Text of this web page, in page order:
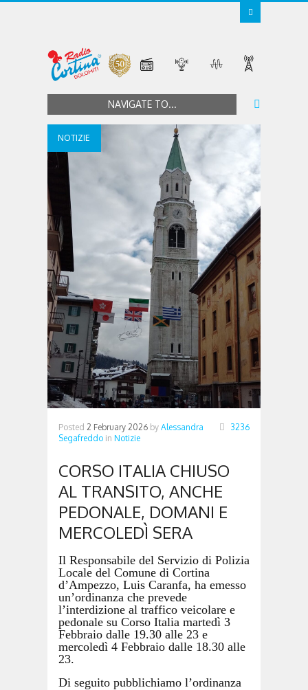
NAVIGATE TO...
NOTIZIE
Posted 2 February 2026 by Alessandra
Segafreddo in Notizie
3236
CORSO ITALIA CHIUSO
AL TRANSITO, ANCHE
PEDONALE, DOMANI E
MERCOLEDÌ SERA
Il Responsabile del Servizio di Polizia
Locale del Comune di Cortina
d’Ampezzo, Luis Caranfa, ha emesso
un’ordinanza che prevede
l’interdizione al traffico veicolare e
pedonale su Corso Italia martedì 3
Febbraio dalle 19.30 alle 23 e
mercoledì 4 Febbraio dalle 18.30 alle
23.
Di seguito pubblichiamo l’ordinanza